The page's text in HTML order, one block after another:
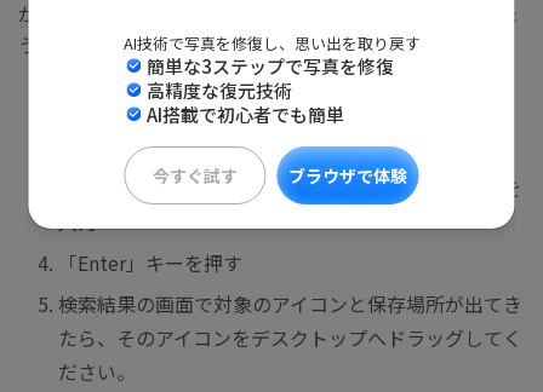
AI技術で写真を修復し、思い出を取り戻す
簡単な3ステップで写真を修復
高精度な復元技術
AI搭載で初心者でも簡単
今すぐ試す ブラウザで体験
があるので、以下の方法でアイコン名を検索してみましょ
う。
エクスプローラーを起動
ウィンドウの左側で「デスクトップ」を左クリック
ウィンドウの右上にある検索バーでアイコンの名前を
入力
「Enter」キーを押す
検索結果の画面で対象のアイコンと保存場所が出てき
たら、そのアイコンをデスクトップへドラッグしてく
ださい。